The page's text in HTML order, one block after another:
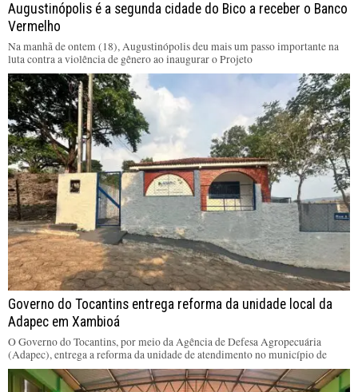
Augustinópolis é a segunda cidade do Bico a receber o Banco
Vermelho
Na manhã de ontem (18), Augustinópolis deu mais um passo importante na
luta contra a violência de gênero ao inaugurar o Projeto
Governo do Tocantins entrega reforma da unidade local da
Adapec em Xambioá
O Governo do Tocantins, por meio da Agência de Defesa Agropecuária
(Adapec), entrega a reforma da unidade de atendimento no município de